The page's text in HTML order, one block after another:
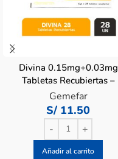
Divina 0.15mg+0.03mg
Tabletas Recubiertas –
Caja 28 Un
Gemefar
S/ 11.50
Añadir al carrito